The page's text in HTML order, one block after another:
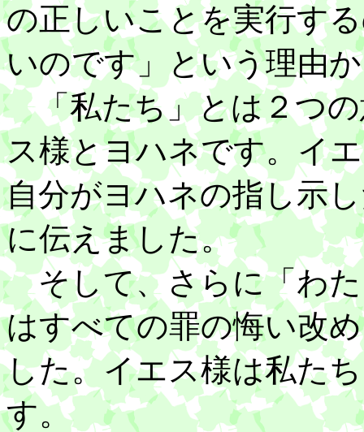
の正しいことを実行す
いのです」という理由
「私たち」とは２つの
ス様とヨハネです。イ
自分がヨハネの指し示
に伝えました。
そして、さらに「わた
はすべての罪の悔い改
した。イエス様は私た
す。